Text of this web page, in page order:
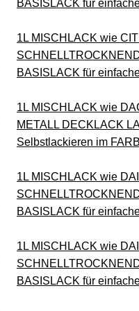
BASISLACK für
1L MISCHLACK wie
BASISLACK für
1L MISCHLACK wie
METALL DECKLACK
Selbstlackieren im
1L MISCHLACK wie
BASISLACK für
1L MISCHLACK wie
BASISLACK für